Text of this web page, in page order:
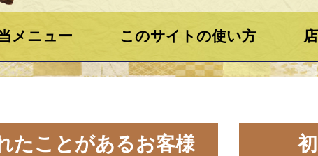
メニュー このサイトの使い方
たことがあるお客様